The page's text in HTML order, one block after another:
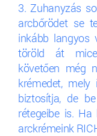
3. Zuhanyzás
arcbőrödet se
inkább langyos
töröld át
követően még
krémedet,
biztosítja, de
rétegeibe is.
arckrémeink